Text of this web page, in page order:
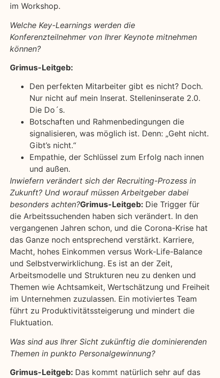
im Workshop.
Welche Key-Learnings werden die
Konferenzteilnehmer von Ihrer Keynote mitnehmen
können?
Grimus-Leitgeb:
Den perfekten Mitarbeiter gibt es nicht? Doch.
Nur nicht auf mein Inserat. Stelleninserate 2.0.
Die Do´s.
Botschaften und Rahmenbedingungen die
signalisieren, was möglich ist. Denn: „Geht nicht.
Gibt’s nicht.“
Empathie, der Schlüssel zum Erfolg nach innen
und außen.
Inwiefern verändert sich der Recruiting-Prozess in
Zukunft? Und worauf müssen Arbeitgeber dabei
besonders achten?Grimus-Leitgeb: Die Trigger für
die Arbeitssuchenden haben sich verändert. In den
vergangenen Jahren schon, und die Corona-Krise hat
das Ganze noch entsprechend verstärkt. Karriere,
Macht, hohes Einkommen versus Work-Life-Balance
und Selbstverwirklichung. Es ist an der Zeit,
Arbeitsmodelle und Strukturen neu zu denken und
Themen wie Achtsamkeit, Wertschätzung und Freiheit
im Unternehmen zuzulassen. Ein motiviertes Team
führt zu Produktivitätssteigerung und mindert die
Fluktuation.
Was sind aus Ihrer Sicht zukünftig die dominierenden
Themen in punkto Personalgewinnung?
Grimus-Leitgeb: Das kommt natürlich sehr auf das